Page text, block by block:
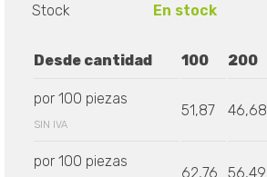
Stock
En stock
Desde cantidad 100 200
por 100 piezas
SIN IVA
51,87 46,68
por 100 piezas
62,76 56,49